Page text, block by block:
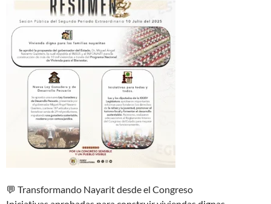
💬 Transformando Nayarit desde el Congreso